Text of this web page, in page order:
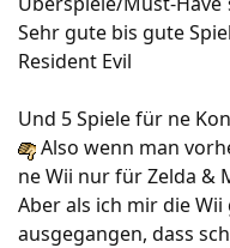
Sehr gute bis gute
Resident Evil
Und 5 Spiele für ne
Also wenn man
ne Wii nur für Zelda &
Aber als ich mir die
ausgegangen, dass